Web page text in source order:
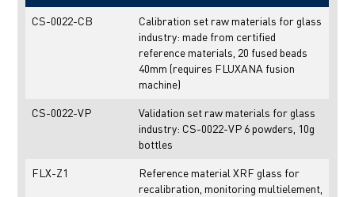
CS-0022-CB
Calibration set raw materials for glass
industry: made from certified
reference materials, 20 fused beads
40mm (requires FLUXANA fusion
machine)
CS-0022-VP
Validation set raw materials for glass
industry: CS-0022-VP 6 powders, 10g
bottles
FLX-Z1
Reference material XRF glass for
recalibration, monitoring multielement,